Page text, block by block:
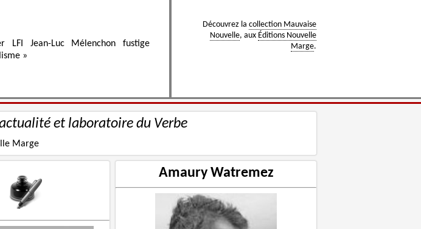
Jean-Luc Mélenchon fustige
»
Découvrez la collection Mauvaise
Nouvelle, aux Éditions Nouvelle
Marge.
et laboratoire du Verbe
Marge
Amaury Watremez